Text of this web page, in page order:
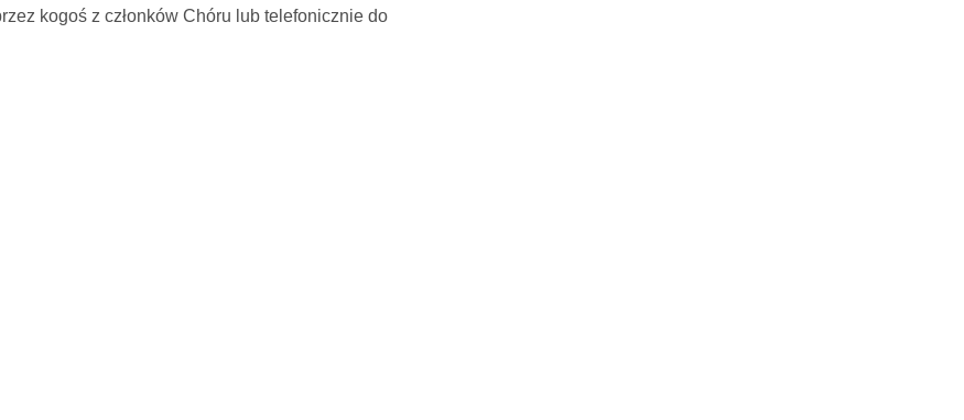
kogoś z członków Chóru lub telefonicznie do